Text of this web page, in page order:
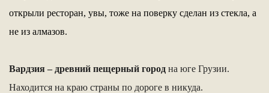
открыли ресторан, увы, тоже на поверку сделан из стекла, а
не из алмазов.
Вардзия – древний пещерный город на юге Грузии.
Находится на краю страны по дороге в никуда.